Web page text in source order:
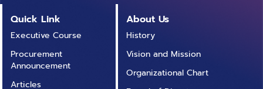
Quick Link
Executive Course
Procurement
Announcement
Articles
About Us
History
Vision and Mission
Organizational Chart